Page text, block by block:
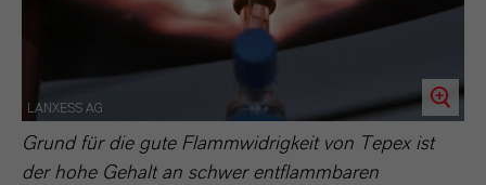
LANXESS AG
Grund für die gute Flammwidrigkeit von Tepex ist
der hohe Gehalt an schwer entflammbaren